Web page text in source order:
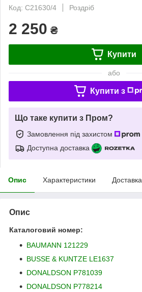
Код: C21630/4
Роздріб
2 250 ₴
Купити
або
Купити з
Що таке купити з Пром?
Замовлення під захистом
Доступна доставка
Опис Характеристики Доставка
Опис
Каталоговий номер:
BAUMANN 121229
BUSSE & KUNTZE LE1637
DONALDSON P781039
DONALDSON P778214